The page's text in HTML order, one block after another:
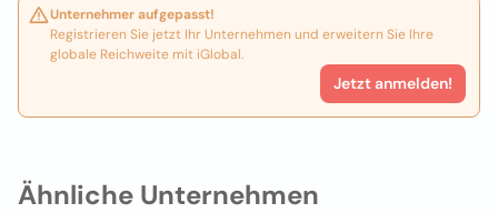
Ähnliche Unternehmen
Unternehmer aufgepasst!
Registrieren Sie jetzt Ihr Unternehmen und erweitern Sie Ihre
globale Reichweite mit iGlobal.
Jetzt anmelden!